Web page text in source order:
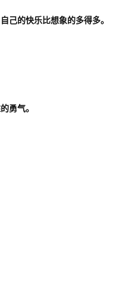
己的快乐比想象的多得多。
勇气。